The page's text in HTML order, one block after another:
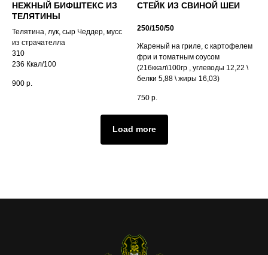
НЕЖНЫЙ БИФШТЕКС ИЗ
ТЕЛЯТИНЫ
Телятина, лук, сыр Чеддер, мусс
из страчателла
310
236 Ккал/100
900 р.
СТЕЙК ИЗ СВИНОЙ ШЕИ
250/150/50
Жареный на гриле, с картофелем
фри и томатным соусом
(216ккал\100гр , углеводы 12,22 \
белки 5,88 \ жиры 16,03)
750 р.
Load more